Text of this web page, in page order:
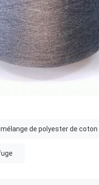
de polyester de coton